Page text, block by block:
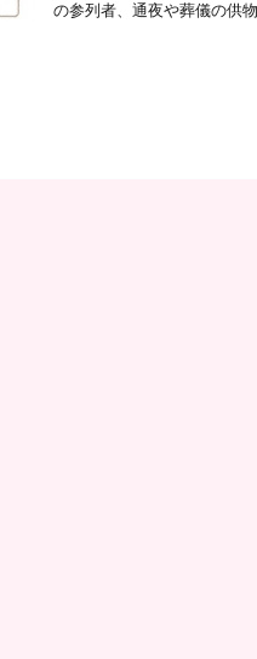
の参列者、通夜や葬儀の供